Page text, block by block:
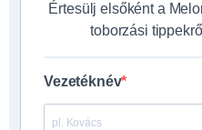
Értesülj elsőként a
toborzási
Vezetéknév